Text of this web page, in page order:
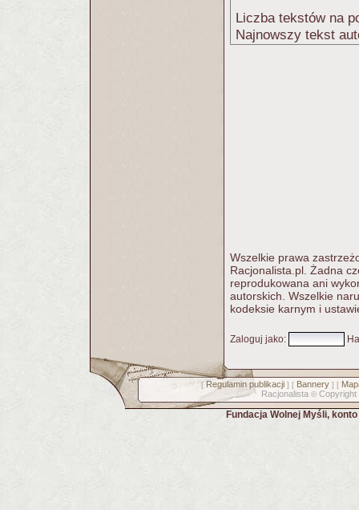
Liczba tekstów na
Najnowszy tekst
Wszelkie prawa
Racjonalista.pl. Żadna
reprodukowana ani
autorskich. Wszelkie
kodeksie karnym i
Zaloguj jako:
[ Regulamin publikacji] [ Bannery] [
Racjonalista © Copyright
Fundacja Wolnej Myśli,